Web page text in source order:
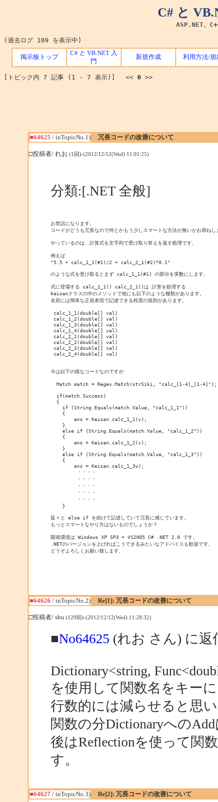
C# と
ASP.NET、
(過去ログ 109 を表示中)
掲示板トップ
C# と VB.NET 入
門
新規作成 利用方法/規
[トピック内 7 記事 (1 - 7 表示)] << 0 >>
■64625 / inTopicNo.1) 冗長コードの改善について
□投稿者/ れお (1回)-(2012/12/12(Wed) 11:01:25)
分類:[.NET 全般]
お世話になります。
コードがどうも冗長なので何とかもう少しスマートな方法が無いかお尋ねし
やっているのは、計算式を文字列で受け取り答えを返す処理です。
例えば
"5.5 + calc_1_1(#1)/2 + calc_2_1(#2)*0.1"
のような式を受け取るとまず calc_1_1(#1) の部分を実数にします。
式に登場する calc_1_1() calc_2_1()は 計算を処理する
Keisanクラスの中のメソッドで他にも以下のような種類があります。
名前には簡単な正規表現で記述できる程度の規則があります。
calc_1_1(double[] val)
calc_1_2(double[] val)
calc_1_3(double[] val)
calc_1_4(double[] val)
calc_2_1(double[] val)
calc_2_2(double[] val)
calc_2_3(double[] val)
calc_2_4(double[] val)
今は以下の様なコードなのですが
  Match match = Regex.Match(strSiki, "calc_[1-4]_[1-4]");
  if(match.Success)
  {
    if (String.Equals(match.Value, "calc_1_1"))
    {
        ans = Keisan.calc_1_1(v);
    }
    else if (String.Equals(match.Value, "calc_1_2"))
    {
        ans = Keisan.calc_1_2(v);
    }
    else if (String.Equals(match.Value, "calc_1_3"))
    {
        ans = Keisan.calc_1_3v);
         ・・・・
         ・・・・
         ・・・・
         ・・・・
         ・・・・
    }
延々と else if を続けて記述していて冗長に感じています。
もっとスマートなやり方はないものでしょうか？
開発環境は Windows XP SP3 + VS2005 C# .NET 2.0 です。
.NETのバージョンを上げればこうできるみたいなアドバイスも歓迎です。
どうぞよろしくお願い致します。
■64626 / inTopicNo.2) Re[1]: 冗長コードの改善について
□投稿者/ shu (129回)-(2012/12/12(Wed) 11:28:32)
■No64625 (れお さん) に返
Dictionary<string,
を使用して関数名をキー
行数的には減らせると思
関数の分Dictionaryへの
後はReflectionを使って関
す。
■64627/ inTopicNo.3) Re[2]: 冗長コードの改善について